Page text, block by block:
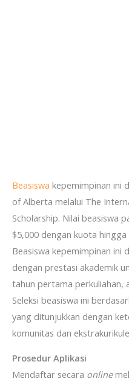
Beasiswa kepemimpinan ini
of Alberta melalui The
Scholarship. Nilai beasiswa
$5,000 dengan kuota
Beasiswa kepemimpinan ini
dengan prestasi akademik
tahun pertama perkuliahan,
Seleksi beasiswa ini
yang ditunjukkan dengan
komunitas dan
Prosedur Aplikasi
Mendaftar secara online